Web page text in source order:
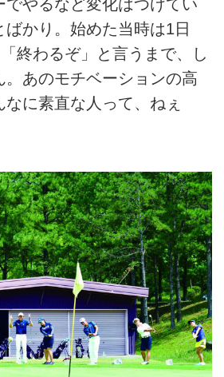
でやるなど変化はつけてい
ばかり。始めた当時は1日
終わるぞ」と言うまで、し
。あのモチベーションの高
に素直な人って、ねぇ